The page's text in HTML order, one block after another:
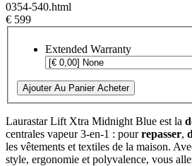
0354-540.html
€ 599
Extended Warranty
Ajouter Au Panier Acheter
Laurastar Lift Xtra Midnight Blue est la
centrales vapeur 3-en-1 : pourrepasser,
les vêtements et textiles de la maison.
style, ergonomie et polyvalence, vous